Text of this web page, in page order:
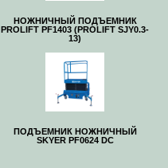
НОЖНИЧНЫЙ ПОДЪЕМНИК
PROLIFT PF1403 (PROLIFT SJY0.3-
13)
ПОДЪЕМНИК НОЖНИЧНЫЙ
SKYER PF0624 DC